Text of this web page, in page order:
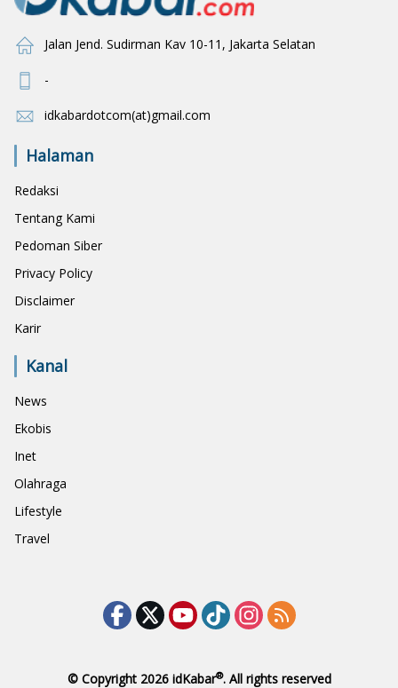
Jalan Jend. Sudirman Kav 10-11, Jakarta Selatan
-
idkabardotcom(at)gmail.com
Halaman
Redaksi
Tentang Kami
Pedoman Siber
Privacy Policy
Disclaimer
Karir
Kanal
News
Ekobis
Inet
Olahraga
Lifestyle
Travel
© Copyright 2026 idKabar®. All rights reserved